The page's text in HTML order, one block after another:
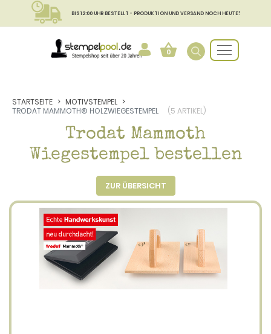
BIS 12:00 UHR BESTELLT - PRODUKTION UND VERSAND NOCH HEUTE!
0
STARTSEITE
MOTIVSTEMPEL
TRODAT MAMMOTH® HOLZWIEGESTEMPEL
(5 ARTIKEL)
Trodat Mammoth
Wiegestempel bestellen
ZUR ÜBERSICHT